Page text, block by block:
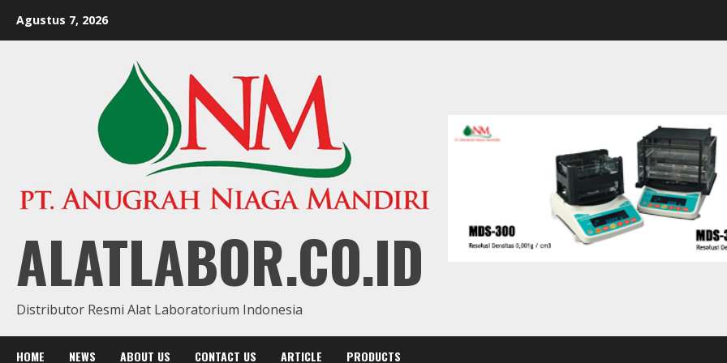
Agustus 7, 2026
ALATLABOR.CO.ID
Distributor Resmi Alat Laboratorium Indonesia
HOME NEWS ABOUT US CONTACT US ARTICLE PRODUCTS